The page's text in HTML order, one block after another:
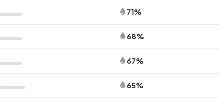
sucht, kann in einer außergewöhnlichen Unterkunft
oder einem Retro-Wohnwagen.
Paradies für Naturliebhaber und Abenteurer. Erkunden
mit ihren atemberaubenden Landschaften und
71%
68%
67%
65%